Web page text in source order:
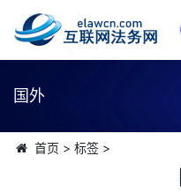
国外
首页 > 标签>